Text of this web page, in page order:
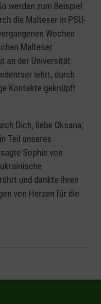
werden zum Beispiel
die Malteser in PSU-
Wochen
Malteser
an der Universität
lehrt, durch
Kontakte geknüpft
Dich, liebe Oksana,
Teil unseres
Sophie von
und dankte ihren
von Herzen für die